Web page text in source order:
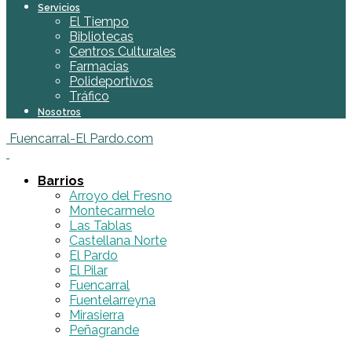
Servicios
El Tiempo
Bibliotecas
Centros Culturales
Farmacias
Polideportivos
Tráfico
Nosotros
Fuencarral-El Pardo.com
Barrios
Arroyo del Fresno
Montecarmelo
Las Tablas
Castellana Norte
El Pardo
El Pilar
Fuencarral
Fuentelarreyna
Mirasierra
Peñagrande